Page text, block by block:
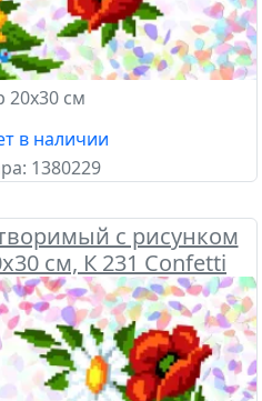
20х30 см
в наличии
1380229
с рисунком
см, К 231 Confetti